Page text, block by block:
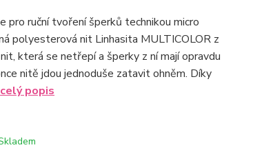
pro ruční tvoření šperků technikou micro
polyesterová nit Linhasita MULTICOLOR z
která se netřepí a šperky z ní mají opravdu
nitě jdou jednoduše zatavit ohněm. Díky
celý popis